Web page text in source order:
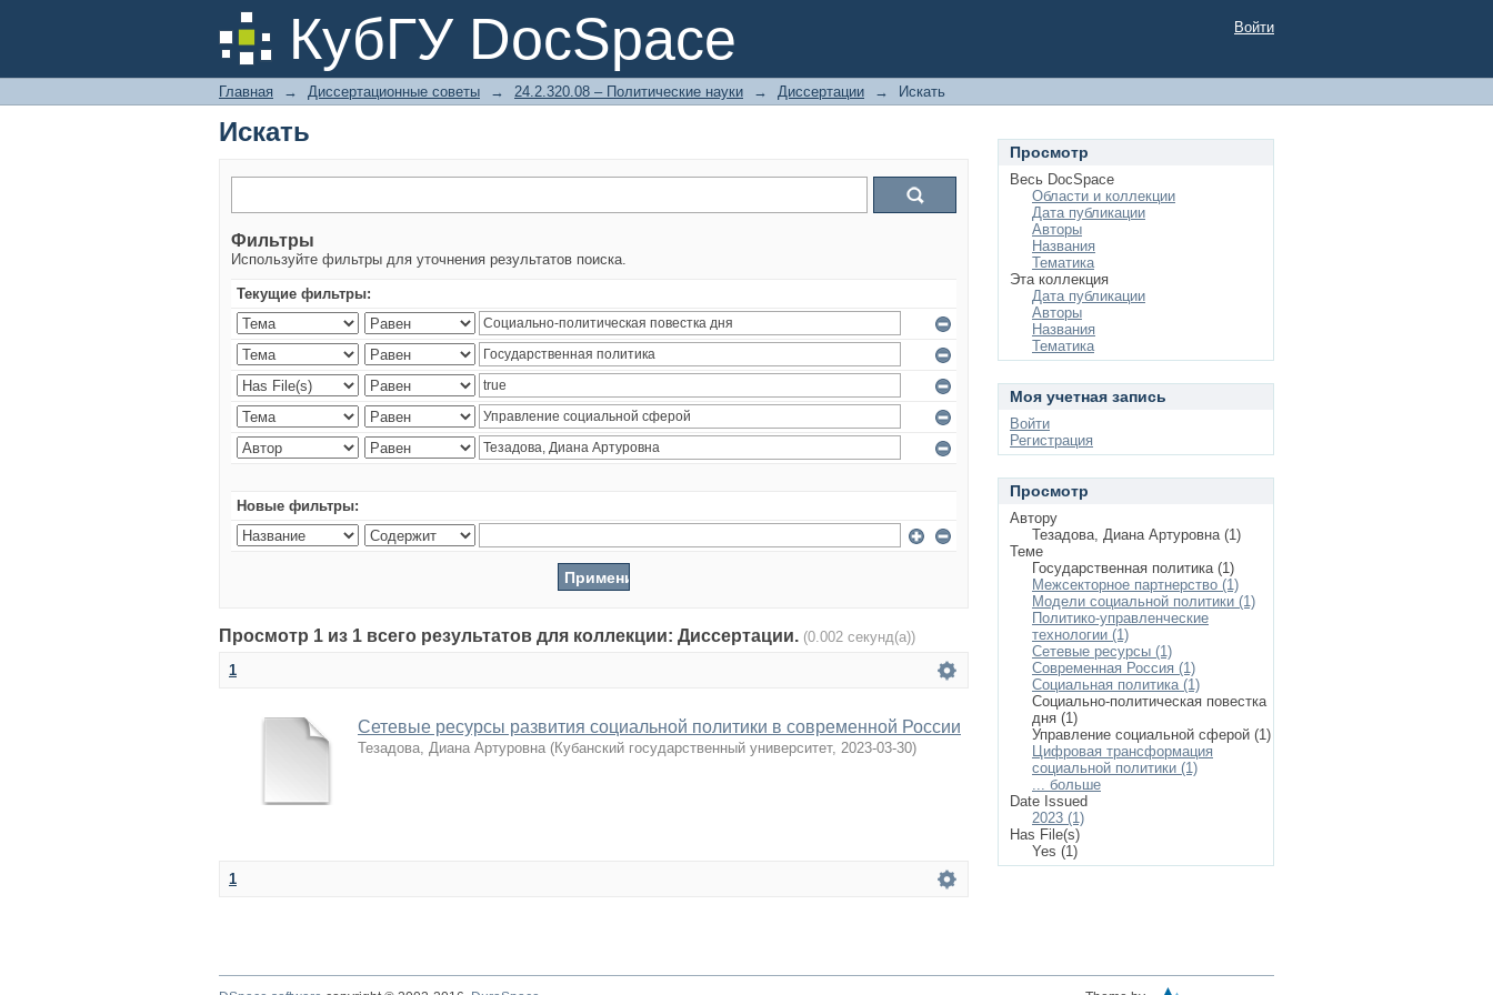
КубГУ DocSpace
Искать Войти
Главная → Диссертационные советы → 24.2.320.08 – Политические науки → Диссертации → Искать
Искать
Фильтры
Используйте фильтры для уточнения результатов поиска.
Текущие фильтры:
Новые фильтры:
Просмотр 1 из 1 всего результатов для коллекции: Диссертации. (0.002 секунд(а))
1
Сетевые ресурсы развития социальной политики в современной России
Тезадова, Диана Артуровна (Кубанский государственный университет, 2023-03-30)
1
Просмотр
Весь DocSpace
Области и коллекции
Дата публикации
Авторы
Названия
Тематика
Эта коллекция
Дата публикации
Авторы
Названия
Тематика
Моя учетная запись
Войти
Регистрация
Просмотр
Автору
Тезадова, Диана Артуровна (1)
Теме
Государственная политика (1)
Межсекторное партнерство (1)
Модели социальной политики (1)
Политико-управленческие
технологии (1)
Сетевые ресурсы (1)
Современная Россия (1)
Социальная политика (1)
Социально-политическая повестка
дня (1)
Управление социальной сферой (1)
Цифровая трансформация
социальной политики (1)
... больше
Date Issued
2023 (1)
Has File(s)
Yes (1)